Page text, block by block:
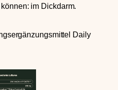
im Dickdarm.
Daily